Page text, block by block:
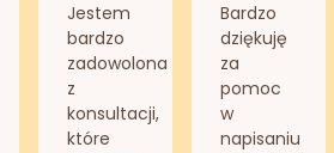
Jestem
bardzo
zadowolona
z
konsultacji,
które
Bardzo
dziękuję
za
pomoc
w
napisaniu